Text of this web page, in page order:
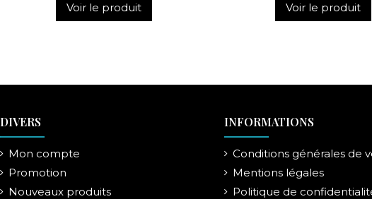
Voir le produit Voir le produit
DIVERS
Mon compte
Promotion
Nouveaux produits
INFORMATIONS
Conditions générales de
Mentions légales
Politique de